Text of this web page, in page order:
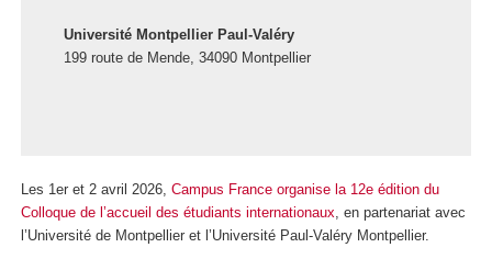
Université Montpellier Paul-Valéry
199 route de Mende, 34090 Montpellier
Les 1er et 2 avril 2026, Campus France organise la 12e édition du
Colloque de l’accueil des étudiants internationaux , en partenariat avec
l’Université de Montpellier et l’Université Paul-Valéry Montpellier.